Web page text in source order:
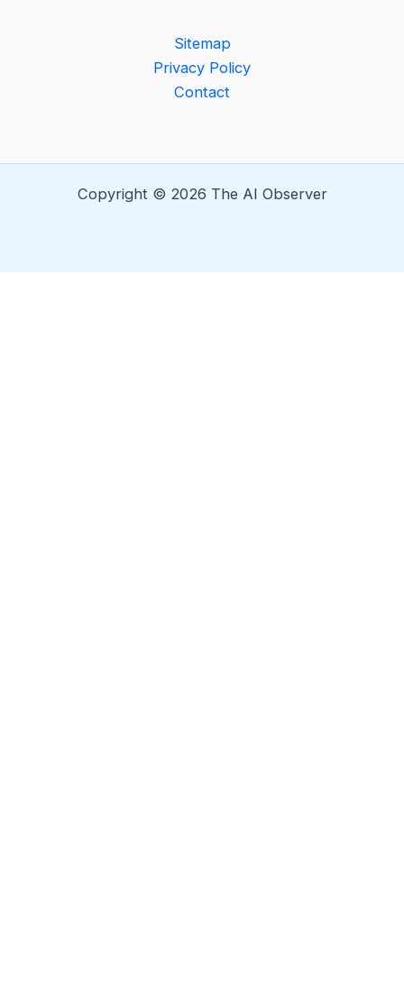
Sitemap
Privacy Policy
Contact
Copyright © 2026 The AI Observer